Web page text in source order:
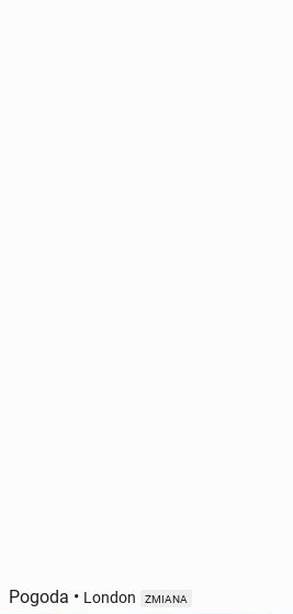
Pogoda • London ZMIANA